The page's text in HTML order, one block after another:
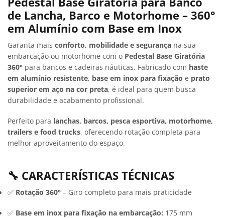
de Lancha, Barco e Motorhome – 360°
em Alumínio com Base em Inox
Garanta mais conforto, mobilidade e segurança na sua
embarcação ou motorhome com o Pedestal Base Giratória
360° para bancos e cadeiras náuticas. Fabricado com haste
em alumínio resistente, base em inox para fixação e prato
superior em aço na cor preta, é ideal para quem busca
durabilidade e acabamento profissional.
Perfeito para lanchas, barcos, pesca esportiva, motorhome,
trailers e food trucks, oferecendo rotação completa para
melhor aproveitamento do espaço.
🔧 CARACTERÍSTICAS TÉCNICAS
✅ Rotação 360° – Giro completo para mais praticidade
✅ Base em inox para fixação na embarcação: 175 mm